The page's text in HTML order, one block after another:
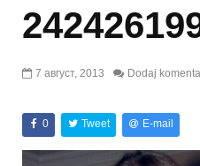
7 август, 2013 Dodaj
0 Tweet E-mail